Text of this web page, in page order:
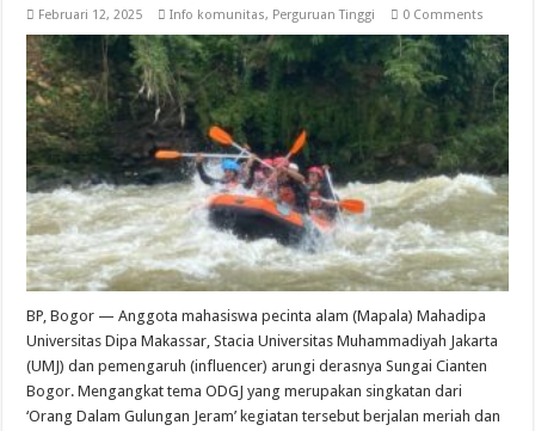
Februari 12, 2025 Info komunitas, Perguruan Tinggi 0 Comments
BP, Bogor — Anggota mahasiswa pecinta alam (Mapala) Mahadipa
Universitas Dipa Makassar, Stacia Universitas Muhammadiyah Jakarta
(UMJ) dan pemengaruh (influencer) arungi derasnya Sungai Cianten
Bogor. Mengangkat tema ODGJ yang merupakan singkatan dari
‘Orang Dalam Gulungan Jeram’ kegiatan tersebut berjalan meriah dan